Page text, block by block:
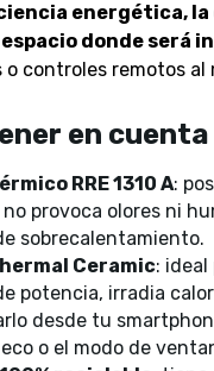
energética, la
donde será
controles remotos
en cuenta
RRE 1310 A:
provoca olores ni
sobrecalentamiento.
Ceramic: ideal
potencia, irradia
desde tu
o el modo de